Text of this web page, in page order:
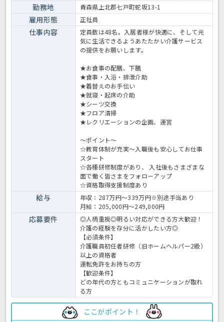
勤務地 青森県上北郡七戸町蛇坂13-1
雇用形態 正社員
仕事内容
定員数は48名。入居者様が快適に、そして元
気に生活できるようあたたかい介護サービス
の提供をお願いします。
★お食事の配膳、下膳
★食事・入浴・排泄介助
★着替えのお手伝い
★就寝・起床の介助
★シーツ交換
★フロア清掃
★レクリエーションの企画、運営
～ポイント～
☆教育体制が充実～入職後も安心してお仕事
スタート
☆各種研修制度があり、 入社後もさまざまな
面で働く皆さまをフォローアップ
☆資格取得支援制度あり
給与
年収：287万円～339万円※別途手当あり
月給：205,000円～249,000円
応募要件
◎人柄重視◎明るい対応ができる方大歓迎！
介護の経験を存分に活かしたい方◎
【必須条件】
介護職員初任者研修（旧ホームヘルパー2級）
以上の資格者
運転免許をお持ちの方
【歓迎条件】
どの年代の方ともコミュニケーションが取れ
る方
ここがポイント！